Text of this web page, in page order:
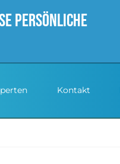
Kontakt
persönliche